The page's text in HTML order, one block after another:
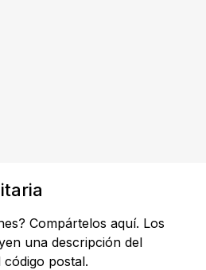
Compártelos aquí. Los
una descripción del
postal.